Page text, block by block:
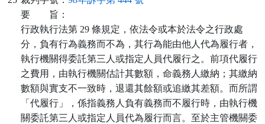
要
旨：
行政執行法第 29 條規定，依法令或本於法令之行政處
分，負有行為義務而不為，其行為能由他人代為履行者，
執行機關得委託第三人或指定人員代履行之。前項代履行
之費用，由執行機關估計其數額，命義務人繳納；其繳納
數額與實支不一致時，退還其餘額或追繳其差額。而所謂
「代履行」，係指義務人負有義務而不履行時，由執行機
關委託第三人或指定人員代為履行而言。至於主管機關委